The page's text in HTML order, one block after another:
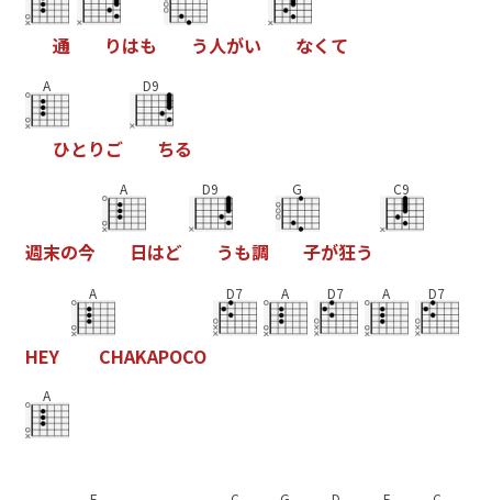
通 りはも う 人がい なく て
A
ひと り ご
D9
ちる
週末の今
A
日はど
D9
うも調
G
子が狂う
C9
HEY
A
CHAKAPOCO
D7 A D7 A D7
A